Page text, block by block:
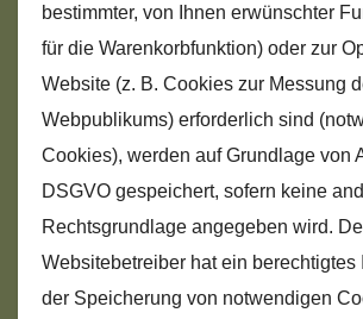
bestimmter, von Ihnen erwünschter
für die Warenkorbfunktion) oder zur
Website (z. B. Cookies zur Messung
Webpublikums) erforderlich sind
Cookies), werden auf Grundlage von
DSGVO gespeichert, sofern keine
Rechtsgrundlage angegeben wird.
Websitebetreiber hat ein berechtigtes
der Speicherung von notwendigen